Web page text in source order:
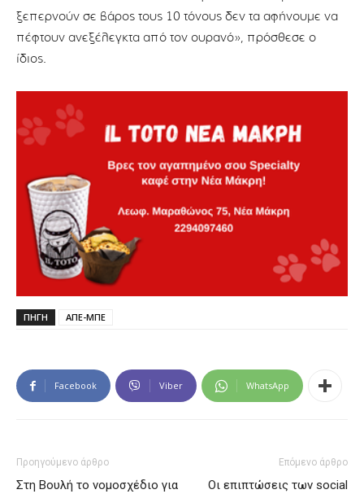
ξεπερνούν σε βάρος τους 10 τόνους δεν τα αφήνουμε να
πέφτουν ανεξέλεγκτα από τον ουρανό», πρόσθεσε ο
ίδιος.
ΠΗΓΗ ΑΠΕ-ΜΠΕ
Facebook Viber WhatsApp
Προηγούμενο άρθρο
Στη Βουλή το νομοσχέδιο για
Επόμενο άρθρο
Οι επιπτώσεις των social